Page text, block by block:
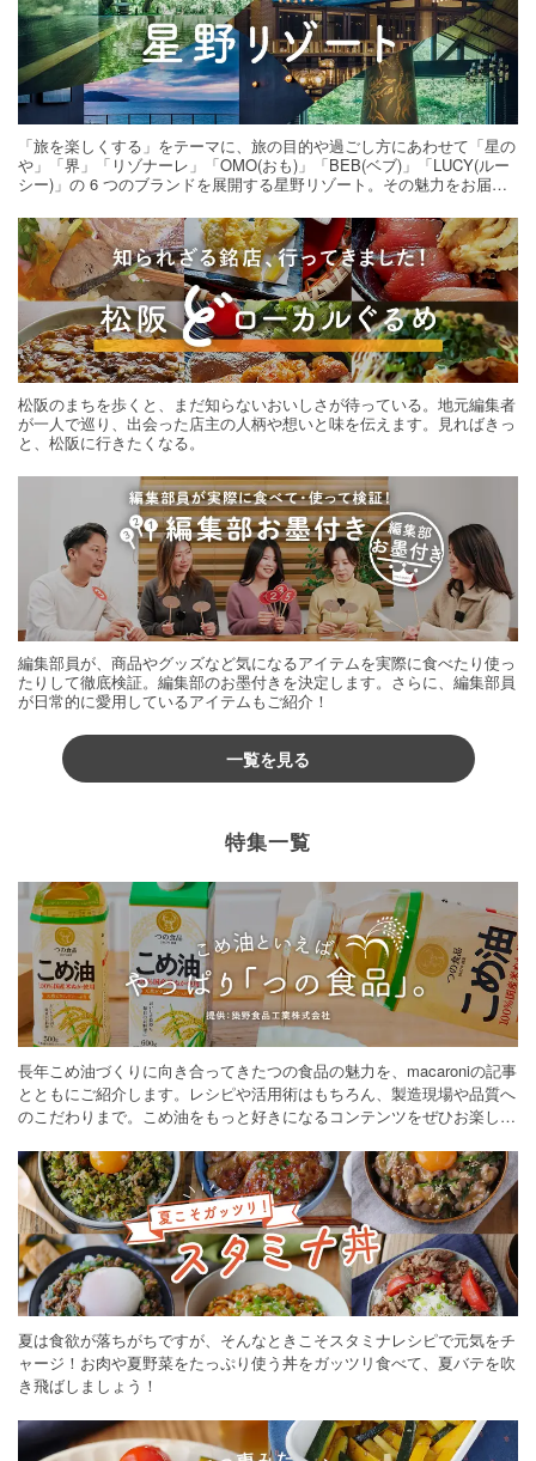
「旅を楽しくする」をテーマに、旅の目的や過ごし方にあわせて「星の
や」「界」「リゾナーレ」「OMO(おも)」「BEB(ベブ)」「LUCY(ルー
シー)」の 6 つのブランドを展開する星野リゾート。その魅力をお届け
松阪のまちを歩くと、まだ知らないおいしさが待っている。地元編集者
が一人で巡り、出会った店主の人柄や想いと味を伝えます。見ればきっ
と、松阪に行きたくなる。
編集部員が、商品やグッズなど気になるアイテムを実際に食べたり使っ
たりして徹底検証。編集部のお墨付きを決定します。さらに、編集部員
が日常的に愛用しているアイテムもご紹介！
一覧を見る
特集一覧
長年こめ油づくりに向き合ってきたつの食品の魅力を、macaroniの記事
とともにご紹介します。レシピや活用術はもちろん、製造現場や品質へ
のこだわりまで。こめ油をもっと好きになるコンテンツをぜひお楽しみ
夏は食欲が落ちがちですが、そんなときこそスタミナレシピで元気をチ
ャージ！お肉や夏野菜をたっぷり使う丼をガッツリ食べて、夏バテを吹
き飛ばしましょう！